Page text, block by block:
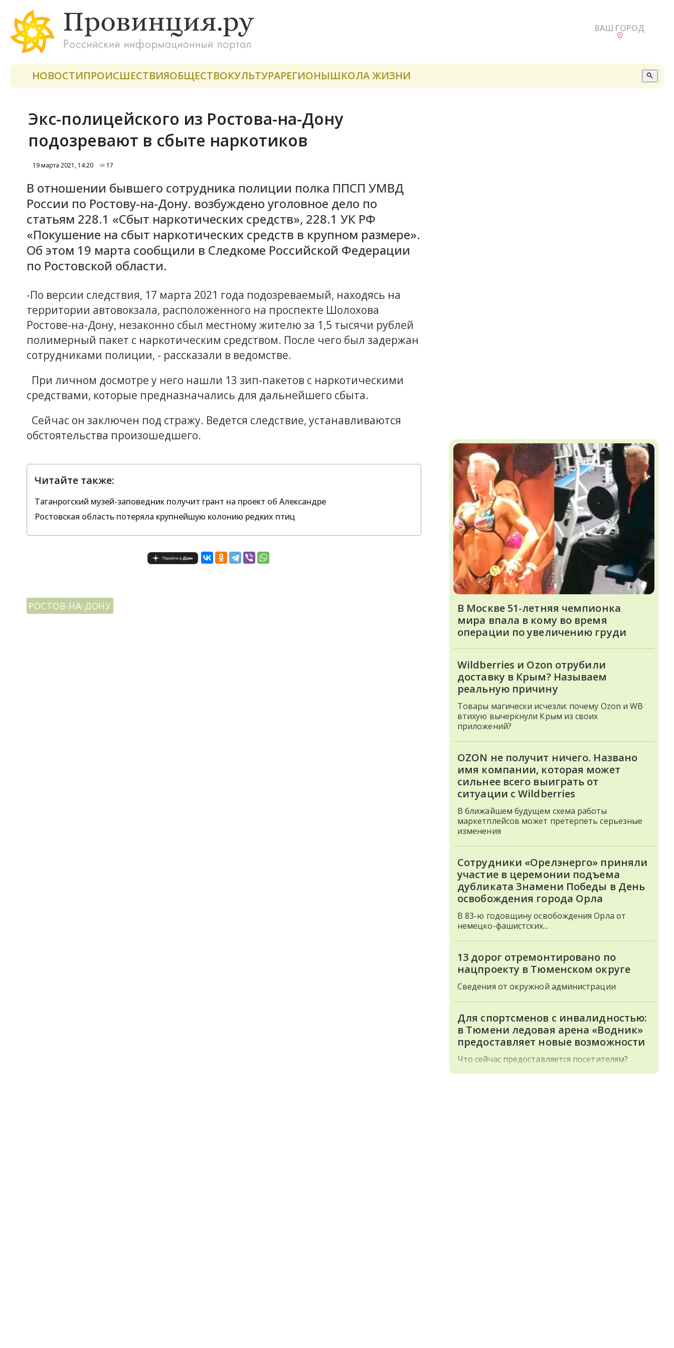
ВАШ ГОРОД
НОВОСТИПРОИСШЕСТВИЯОБЩЕСТВОКУЛЬТУРАРЕГИОНЫШКОЛА ЖИЗНИ
Экс-полицейского из Ростова-на-Дону
подозревают в сбыте наркотиков
19 марта 2021, 14:20 17
В отношении бывшего сотрудника полиции полка ППСП УМВД
России по Ростову-на-Дону. возбуждено уголовное дело по
статьям 228.1 «Сбыт наркотических средств», 228.1 УК РФ
«Покушение на сбыт наркотических средств в крупном размере».
Об этом 19 марта сообщили в Следкоме Российской Федерации
по Ростовской области.
-По версии следствия, 17 марта 2021 года подозреваемый, находясь на
территории автовокзала, расположенного на проспекте Шолохова
Ростове-на-Дону, незаконно сбыл местному жителю за 1,5 тысячи рублей
полимерный пакет с наркотическим средством. После чего был задержан
сотрудниками полиции, - рассказали в ведомстве.
При личном досмотре у него нашли 13 зип-пакетов с наркотическими
средствами, которые предназначались для дальнейшего сбыта.
Сейчас он заключен под стражу. Ведется следствие, устанавливаются
обстоятельства произошедшего.
Читайте также:
Таганрогский музей-заповедник получит грант на проект об Александре
Ростовская область потеряла крупнейшую колонию редких птиц
РОСТОВ-НА-ДОНУ
В Москве 51-летняя чемпионка
мира впала в кому во время
операции по увеличению груди
Wildberries и Ozon отрубили
доставку в Крым? Называем
реальную причину
Товары магически исчезли: почему Ozon и WB
втихую вычеркнули Крым из своих
приложений?
OZON не получит ничего. Названо
имя компании, которая может
сильнее всего выиграть от
ситуации с Wildberries
В ближайшем будущем схема работы
маркетплейсов может претерпеть серьезные
изменения
Сотрудники «Орелэнерго» приняли
участие в церемонии подъема
дубликата Знамени Победы в День
освобождения города Орла
В 83-ю годовщину освобождения Орла от
немецко-фашистских...
13 дорог отремонтировано по
нацпроекту в Тюменском округе
Сведения от окружной администрации
Для спортсменов с инвалидностью:
в Тюмени ледовая арена «Водник»
предоставляет новые возможности
Что сейчас предоставляется посетителям?